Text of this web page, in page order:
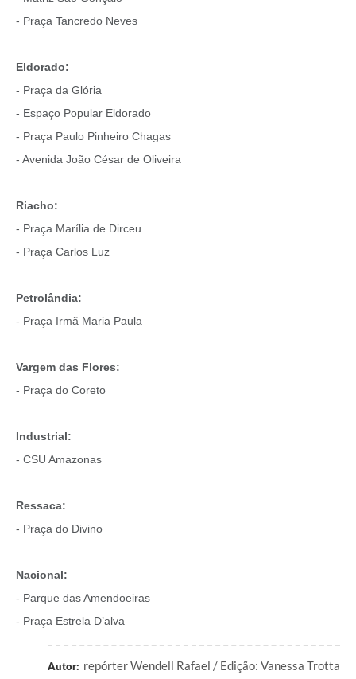
- Praça Tancredo Neves
Eldorado:
- Praça da Glória
- Espaço Popular Eldorado
- Praça Paulo Pinheiro Chagas
- Avenida João César de Oliveira
Riacho:
- Praça Marília de Dirceu
- Praça Carlos Luz
Petrolândia:
- Praça Irmã Maria Paula
Vargem das Flores:
- Praça do Coreto
Industrial:
- CSU Amazonas
Ressaca:
- Praça do Divino
Nacional:
- Parque das Amendoeiras
- Praça Estrela D’alva
Autor: repórter Wendell Rafael / Edição: Vanessa Trotta